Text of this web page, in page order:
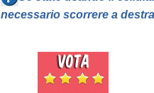
necessario scorrere a